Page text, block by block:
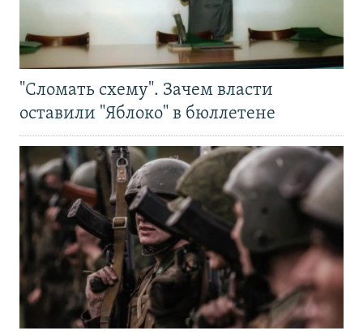
"Сломать схему". Зачем власти
оставили "Яблоко" в бюллетене